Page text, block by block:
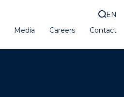
Media Careers Contact
EN